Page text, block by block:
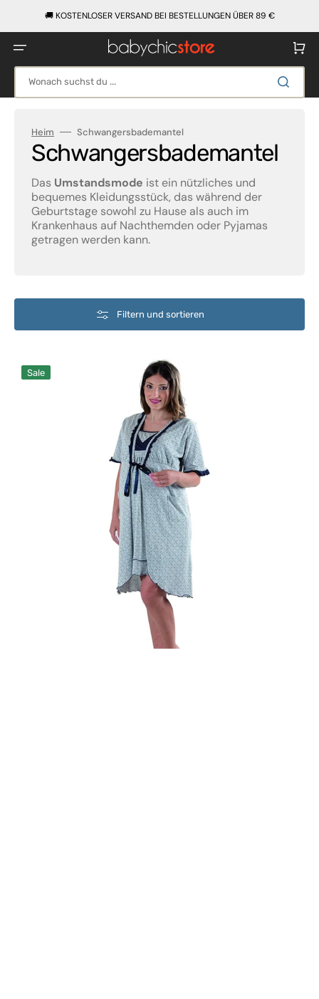
🚚 KOSTENLOSER VERSAND BEI BESTELLUNGEN ÜBER 89 €
Wonach suchst du ...
Heim Schwangersbademantel
Kategorie:
Schwangersbademantel
Das Umstandsmode ist ein nützliches und
bequemes Kleidungsstück, das während der
Geburtstage sowohl zu Hause als auch im
Krankenhaus auf Nachthemden oder Pyjamas
getragen werden kann.
Filtern und sortieren
Bademantel
Kurze
Sale